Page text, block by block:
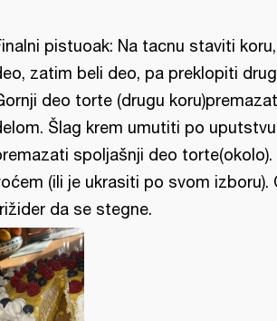
pistuoak: Na tacnu staviti
zatim beli deo, pa preklopiti
deo torte (drugu
Šlag krem umutiti po
spoljašnji deo torte(okolo).
(ili je ukrasiti po svom izboru).
da se stegne.